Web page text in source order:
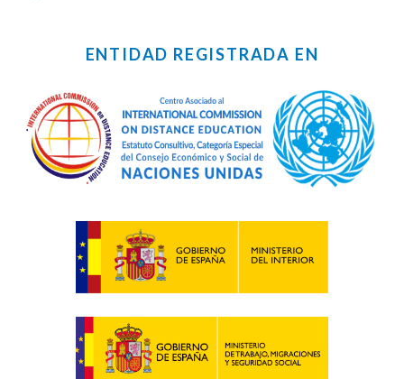
ENTIDAD REGISTRADA EN